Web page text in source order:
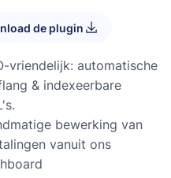
de plugin
vriendelijk: automatische
& indexeerbare
bewerking van
vanuit ons